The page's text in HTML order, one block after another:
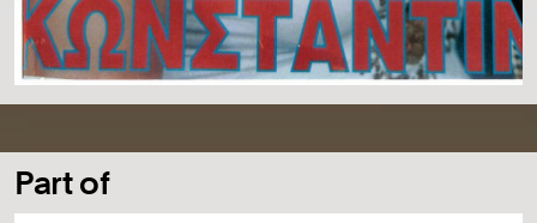
Part of